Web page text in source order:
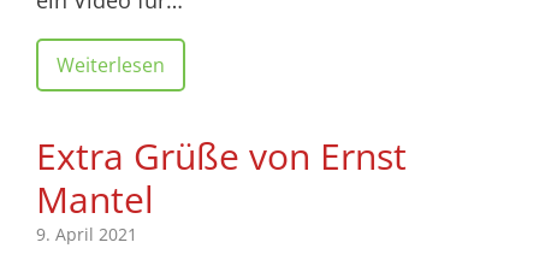
Weiterlesen
Extra Grüße von Ernst
Mantel
9. April 2021